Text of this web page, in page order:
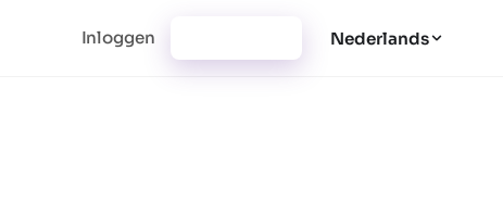
Inloggen Nederlands